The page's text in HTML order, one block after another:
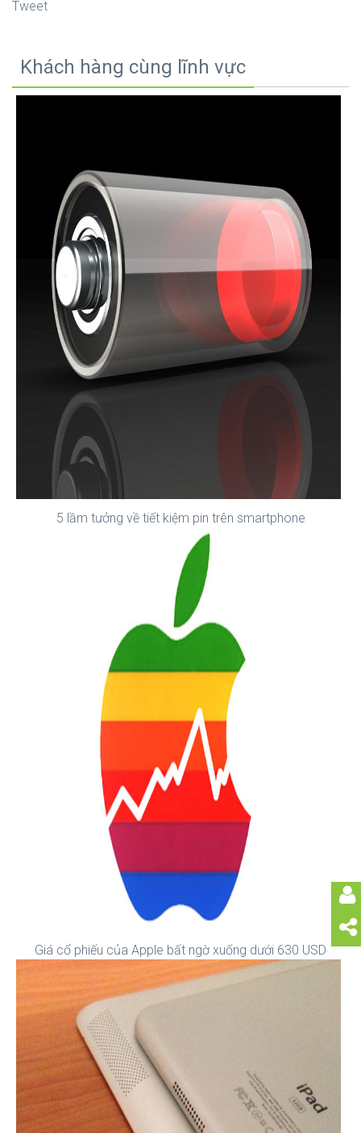
Tweet
Khách hàng cùng lĩnh vực
5 lầm tưởng về tiết kiệm pin trên smartphone
Giá cổ phiếu của Apple bất ngờ xuống dưới 630 USD